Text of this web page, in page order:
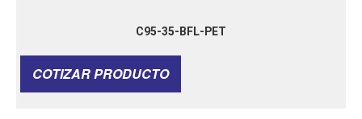
C95-35-BFL-PET
COTIZAR PRODUCTO